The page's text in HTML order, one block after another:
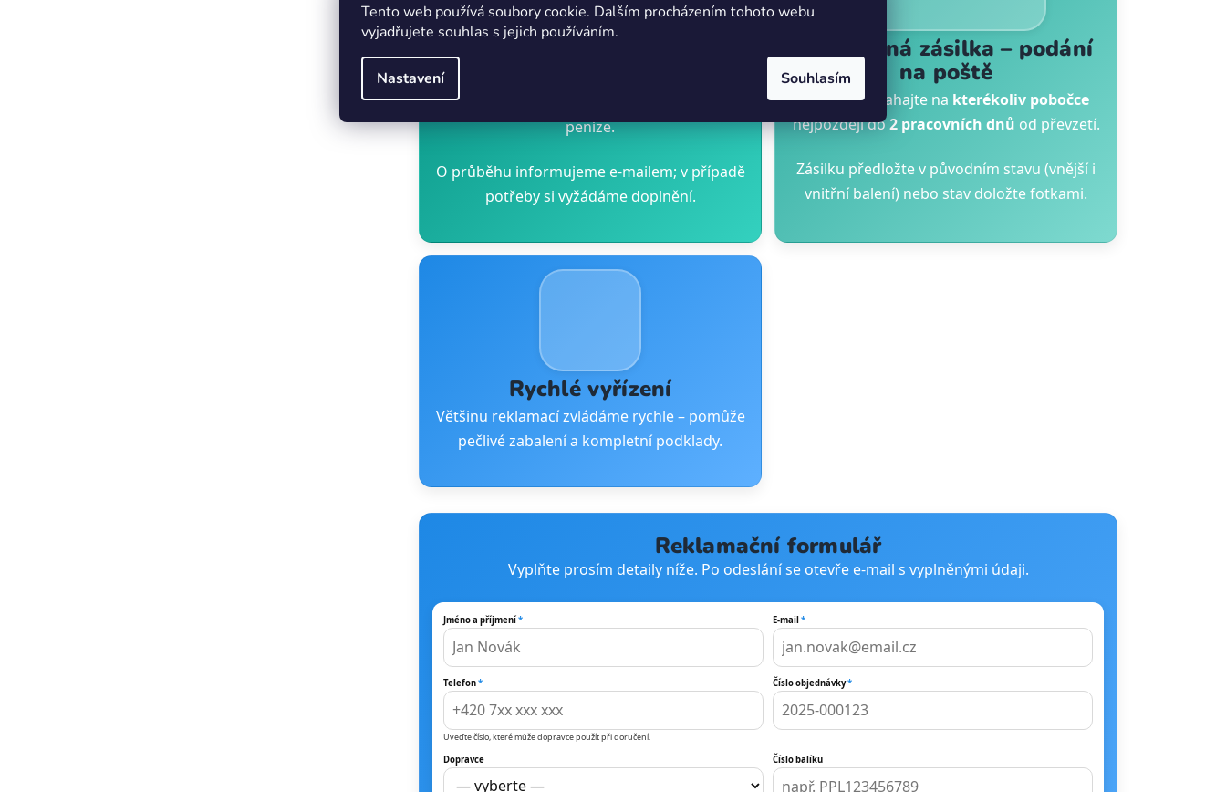
Tento web používá soubory cookie. Dalším procházením tohoto webu
vyjadřujete souhlas s jejich používáním.
Nastavení Souhlasím
Jak reklamaci zpracujeme
Po přijetí začíná běžet lhůta. Nejpozději do
dnů
peníze.
O průběhu informujeme e-mailem; v případě
potřeby si vyžádáme doplnění.
Poškozená zásilka – podání
na poště
Reklamaci zahajte na kterékoliv pobočce
nejpozději do2 pracovních dnů od převzetí.
Zásilku předložte v původním stavu (vnější i
vnitřní balení) nebo stav doložte fotkami.
Rychlé vyřízení
Většinu reklamací zvládáme rychle – pomůže
pečlivé zabalení a kompletní podklady.
Reklamační formulář
Vyplňte prosím detaily níže. Po odeslání se otevře e-mail s vyplněnými údaji.
Jméno a příjmení* E-mail *
Telefon*
Uveďte číslo, které může dopravce použít při doručení.
Číslo objednávky*
Dopravce Číslo balíku